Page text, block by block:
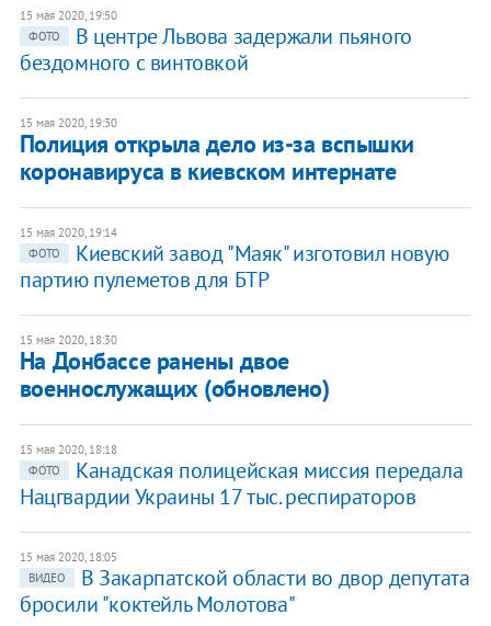
15 мая 2020, 19:50
ФОТО
В центре Львова задержали пьяного
бездомного с винтовкой
15 мая 2020, 19:30
Полиция открыла дело из-за вспышки
коронавируса в киевском интернате
15 мая 2020, 19:14
ФОТО
Киевский завод "Маяк" изготовил новую
партию пулеметов для БТР
15 мая 2020, 18:30
На Донбассе ранены двое
военнослужащих (обновлено)
15 мая 2020, 18:18
ФОТО
Канадская полицейская миссия передала
Нацгвардии Украины 17 тыс. респираторов
15 мая 2020, 18:05
ВИДЕО
В Закарпатской области во двор депутата
бросили "коктейль Молотова"